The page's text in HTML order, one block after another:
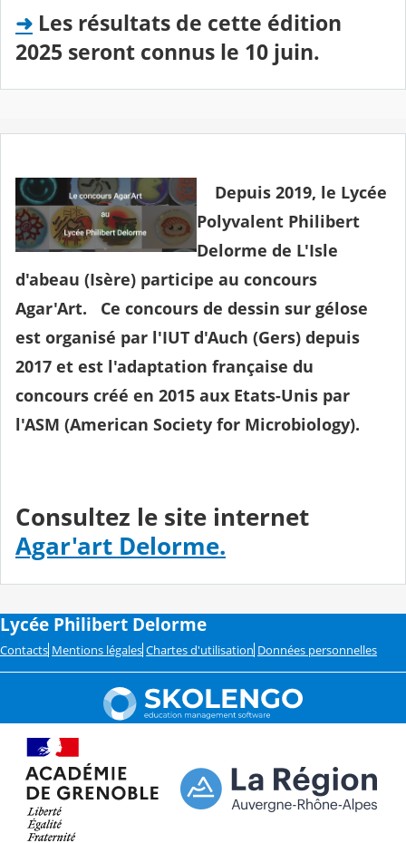
➜ Les résultats de cette édition
2025 seront connus le 10 juin.
Depuis 2019, le Lycée
Polyvalent Philibert
Delorme de L'Isle
d'abeau (Isère) participe au concours
Agar'Art. Ce concours de dessin sur gélose
est organisé par l'IUT d'Auch (Gers) depuis
2017 et est l'adaptation française du
concours créé en 2015 aux Etats-Unis par
l'ASM (American Society for Microbiology).
Consultez le site internet
Agar'art Delorme.
Lycée Philibert Delorme
Contacts Mentions légales Chartes d'utilisation Données personnelles